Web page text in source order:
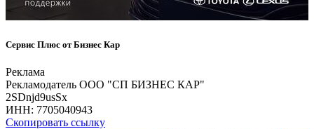
Сервис Плюс от Бизнес Кар
Реклама
Рекламодатель ООО "СП БИЗНЕС КАР"
2SDnjd9usSx
ИНН: 7705040943
Скопировать ссылку